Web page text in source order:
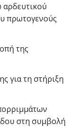
αρδευτικού
πρωτογενούς
της
για τη στήριξη
στη συμβολή